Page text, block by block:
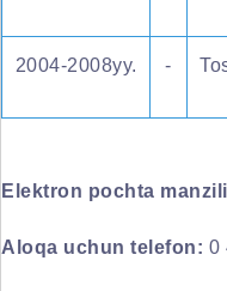
2004-2008yy. -
Elektron pochta
Aloqa uchun telefon: 0